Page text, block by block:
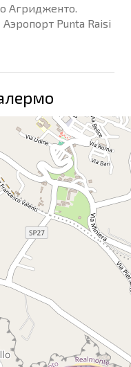
Агридженто.
Punta Raisi